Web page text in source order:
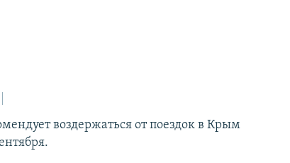
воздержаться от поездок в Крым